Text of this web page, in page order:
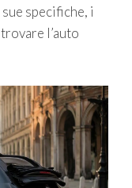
specifiche, i
l’auto